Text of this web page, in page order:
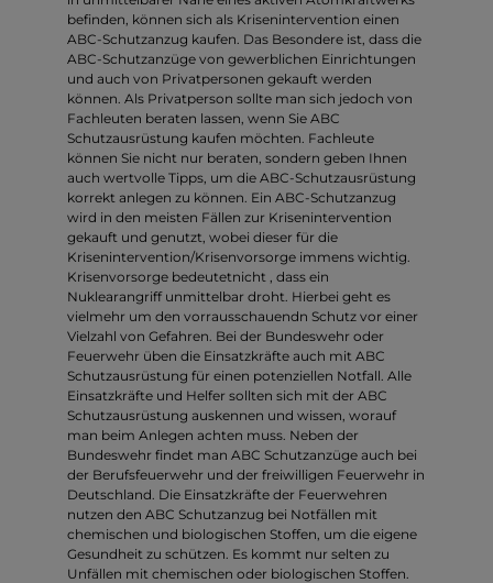
befinden, können sich als Krisenintervention einen
ABC-Schutzanzug kaufen. Das Besondere ist, dass die
ABC-Schutzanzüge von gewerblichen Einrichtungen
und auch von Privatpersonen gekauft werden
können. Als Privatperson sollte man sich jedoch von
Fachleuten beraten lassen, wenn Sie ABC
Schutzausrüstung kaufen möchten. Fachleute
können Sie nicht nur beraten, sondern geben Ihnen
auch wertvolle Tipps, um die ABC-Schutzausrüstung
korrekt anlegen zu können. Ein ABC-Schutzanzug
wird in den meisten Fällen zur Krisenintervention
gekauft und genutzt, wobei dieser für die
Krisenintervention/Krisenvorsorge immens wichtig.
Krisenvorsorge bedeutetnicht , dass ein
Nuklearangriff unmittelbar droht. Hierbei geht es
vielmehr um den vorrausschauendn Schutz vor einer
Vielzahl von Gefahren. Bei der Bundeswehr oder
Feuerwehr üben die Einsatzkräfte auch mit ABC
Schutzausrüstung für einen potenziellen Notfall. Alle
Einsatzkräfte und Helfer sollten sich mit der ABC
Schutzausrüstung auskennen und wissen, worauf
man beim Anlegen achten muss. Neben der
Bundeswehr findet man ABC Schutzanzüge auch bei
der Berufsfeuerwehr und der freiwilligen Feuerwehr in
Deutschland. Die Einsatzkräfte der Feuerwehren
nutzen den ABC Schutzanzug bei Notfällen mit
chemischen und biologischen Stoffen, um die eigene
Gesundheit zu schützen. Es kommt nur selten zu
Unfällen mit chemischen oder biologischen Stoffen.